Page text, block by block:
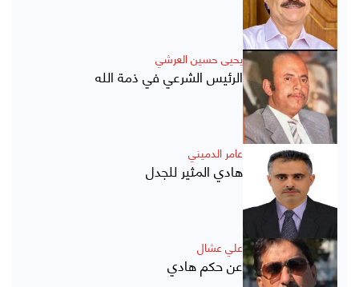
يحيى حسين العرشي
الرئيس الشرعي في ذمة الله
عامر الدميني
هادي المثير للجدل
علي عشال
عن حكم هادي